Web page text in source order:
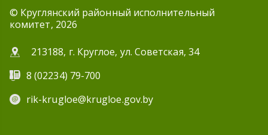
© Круглянский районный исполнительный
комитет, 2026
213188, г. Круглое, ул. Советская, 34
8 (02234) 79-700
rik-krugloe@krugloe.gov.by